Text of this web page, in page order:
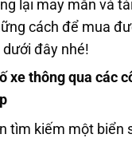
lại may mắn và
cách để mua
đây nhé!
xe thông qua các
tìm kiếm một biển